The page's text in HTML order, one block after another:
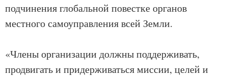
подчинения глобальной повестке органов
местного самоуправления всей Земли.
«Члены организации должны поддерживать,
продвигать и придерживаться миссии, целей и